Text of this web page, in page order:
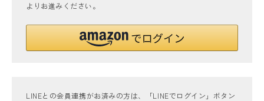
よりお進みください。
LINEとの会員連携がお済みの方は、「LINEでログイン」ボタン